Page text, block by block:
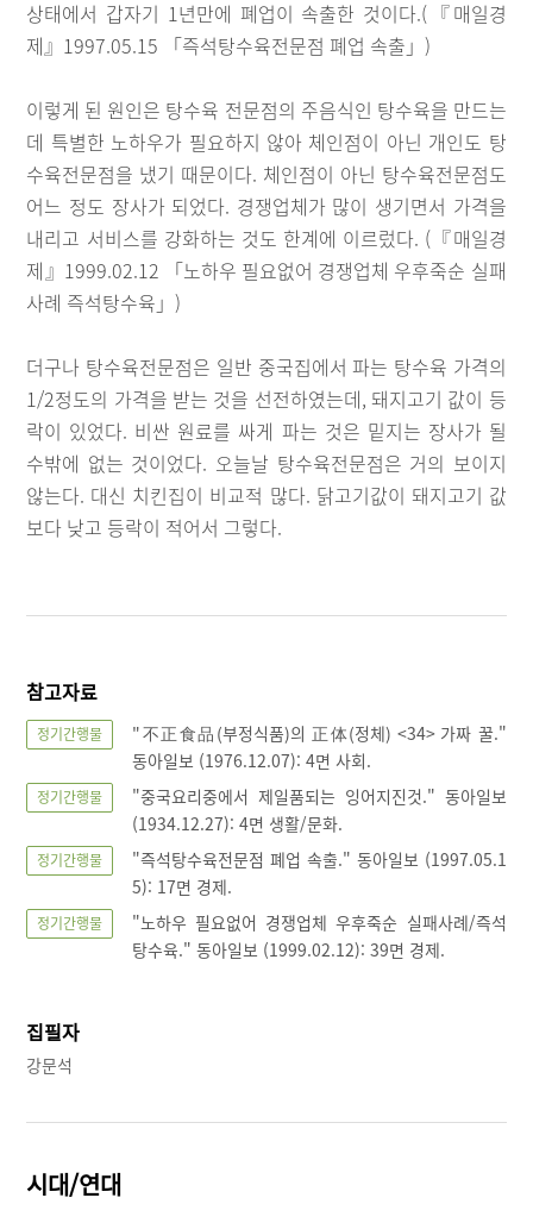
상태에서 갑자기 1년만에 폐업이 속출한 것이다.(『매일경
제』1997.05.15 「즉석탕수육전문점 폐업 속출」)
이렇게 된 원인은 탕수육 전문점의 주음식인 탕수육을 만드는
데 특별한 노하우가 필요하지 않아 체인점이 아닌 개인도 탕
수육전문점을 냈기 때문이다. 체인점이 아닌 탕수육전문점도
어느 정도 장사가 되었다. 경쟁업체가 많이 생기면서 가격을
내리고 서비스를 강화하는 것도 한계에 이르렀다. (『매일경
제』1999.02.12 「노하우 필요없어 경쟁업체 우후죽순 실패
사례 즉석탕수육」)
더구나 탕수육전문점은 일반 중국집에서 파는 탕수육 가격의
1/2정도의 가격을 받는 것을 선전하였는데, 돼지고기 값이 등
락이 있었다. 비싼 원료를 싸게 파는 것은 밑지는 장사가 될
수밖에 없는 것이었다. 오늘날 탕수육전문점은 거의 보이지
않는다. 대신 치킨집이 비교적 많다. 닭고기값이 돼지고기 값
보다 낮고 등락이 적어서 그렇다.
참고자료
정기간행물
"不正食品(부정식품)의 正体(정체) <34> 가짜 꿀."
동아일보 (1976.12.07): 4면 사회.
정기간행물
"중국요리중에서 제일품되는 잉어지진것." 동아일보
(1934.12.27): 4면 생활/문화.
정기간행물
"즉석탕수육전문점 폐업 속출." 동아일보 (1997.05.1
5): 17면 경제.
정기간행물
"노하우 필요없어 경쟁업체 우후죽순 실패사례/즉석
탕수육." 동아일보 (1999.02.12): 39면 경제.
집필자
강문석
시대/연대